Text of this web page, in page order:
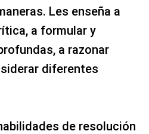
Les enseña a
a formular y
a razonar
diferentes
de resolución